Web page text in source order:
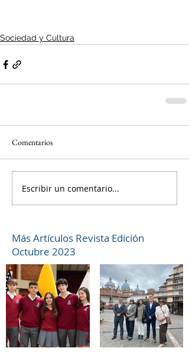
Sociedad y Cultura
Comentarios
Escribir un comentario...
Más Artículos Revista Edición
Octubre 2023